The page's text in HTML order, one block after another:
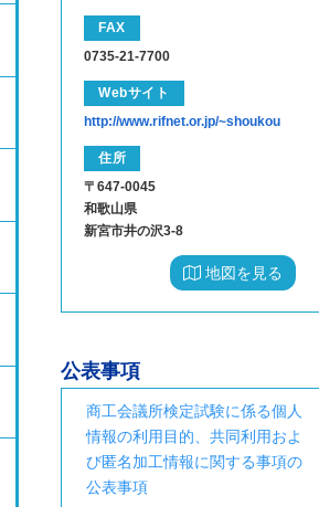
FAX
0735-21-7700
Webサイト
http://www.rifnet.or.jp/~shoukou
住所
〒647-0045
和歌山県
新宮市井の沢3-8
地図を見る
公表事項
商工会議所検定試験に係る個人
情報の利用目的、共同利用およ
び匿名加工情報に関する事項の
公表事項